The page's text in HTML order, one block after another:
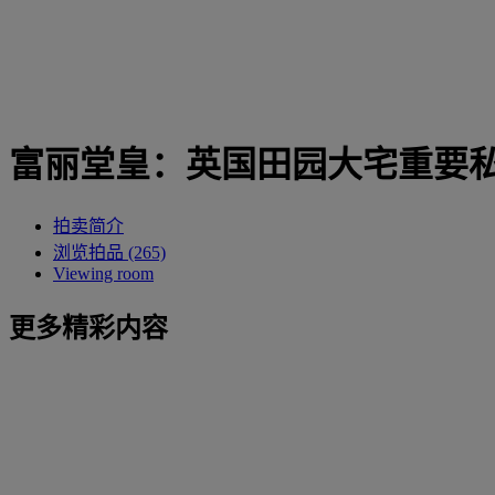
富丽堂皇：英国田园大宅重要
拍卖简介
浏览拍品 (265)
Viewing room
更多精彩内容